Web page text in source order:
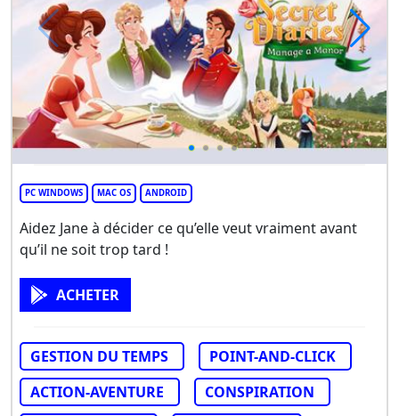
PC WINDOWS MAC OS ANDROID
Aidez Jane à décider ce qu’elle veut vraiment avant
qu’il ne soit trop tard !
ACHETER
GESTION DU TEMPS
POINT-AND-CLICK
ACTION-AVENTURE
CONSPIRATION